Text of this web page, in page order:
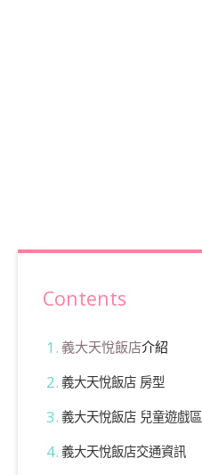
Contents
義大天悅飯店介紹
義大天悅飯店 房型
義大天悅飯店 兒童遊戲區
義大天悅飯店交通資訊